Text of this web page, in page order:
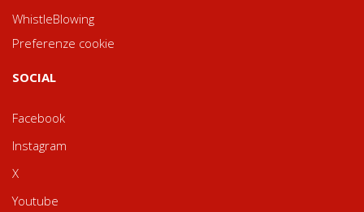
WhistleBlowing
Preferenze cookie
SOCIAL
Facebook
Instagram
X
Youtube